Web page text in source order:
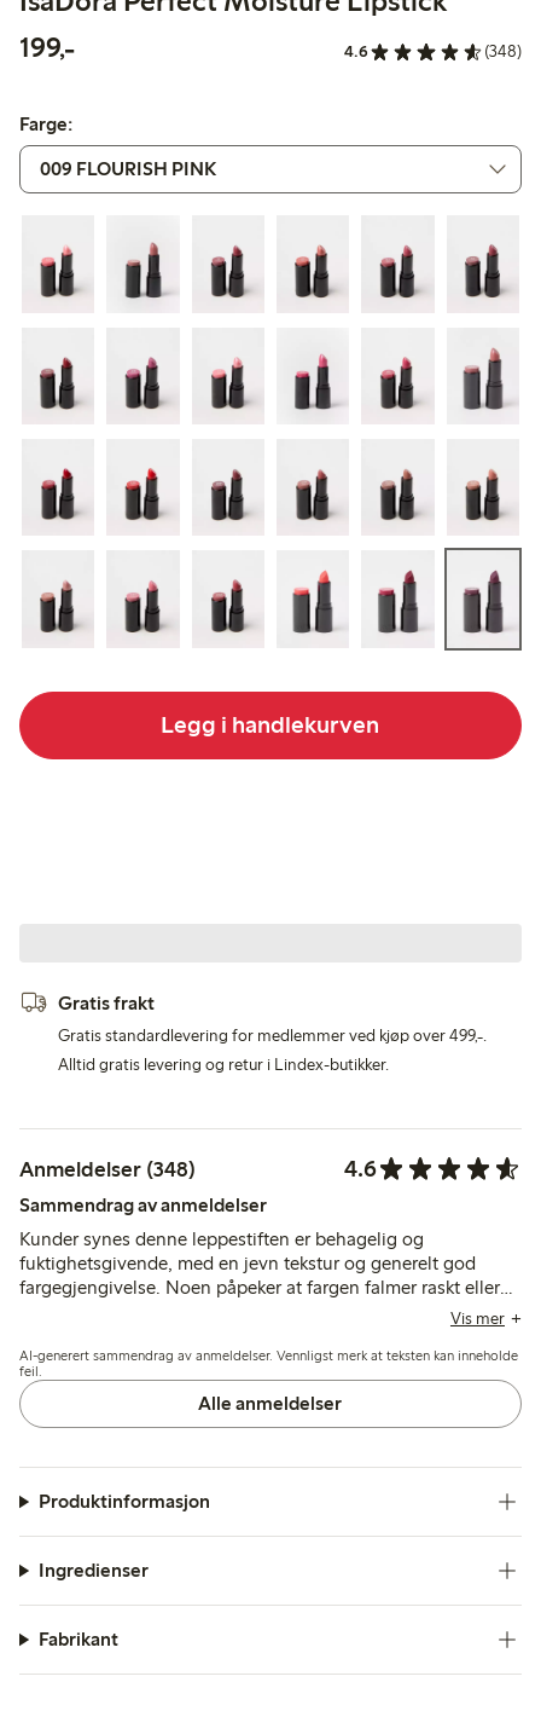
199,-199,00 kr 4.6 (348)
Farge:
Legg i handlekurven
Gratis frakt
Gratis standardlevering for medlemmer ved kjøp over 499,-.
Alltid gratis levering og retur i Lindex-butikker.
Anmeldelser (348) 4.6
Sammendrag av anmeldelser
Kunder synes denne leppestiften er behagelig og
fuktighetsgivende, med en jevn tekstur og generelt god
fargegjengivelse. Noen påpeker at fargen falmer raskt eller
ser mørkere ut enn forventet, mens noen få nevner tørrhet
Vis mer
AI-generert sammendrag av anmeldelser. Vennligst merk at teksten kan inneholde
feil.
Alle anmeldelser
Produktinformasjon
Ingredienser
Fabrikant